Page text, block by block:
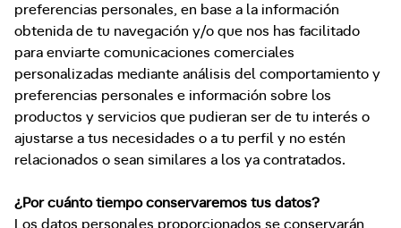
preferencias personales, en base a la información
obtenida de tu navegación y/o que nos has facilitado
para enviarte comunicaciones comerciales
personalizadas mediante análisis del comportamiento y
preferencias personales e información sobre los
productos y servicios que pudieran ser de tu interés o
ajustarse a tus necesidades o a tu perfil y no estén
relacionados o sean similares a los ya contratados.
¿Por cuánto tiempo conservaremos tus datos?
Los datos personales proporcionados se conservarán